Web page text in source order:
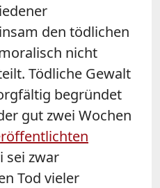
den tödlichen
nicht
Tödliche Gewalt
begründet
gut zwei Wochen
sei zwar
Tod vieler